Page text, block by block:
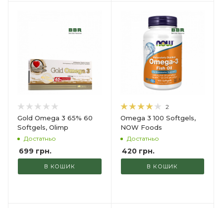
Gold Omega 3 65% 60
Softgels, Olimp
Достатньо
699 грн.
В КОШИК
2
Omega 3 100 Softgels,
NOW Foods
Достатньо
420грн.
В КОШИК